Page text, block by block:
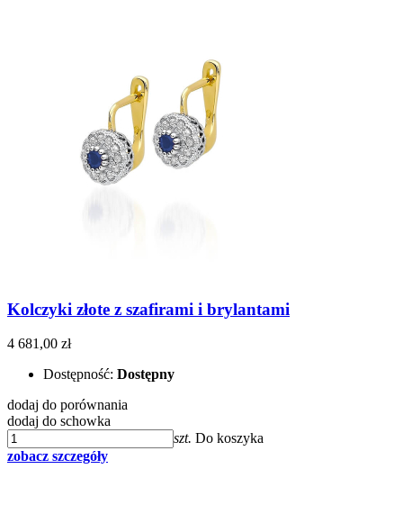
Kolczyki złote z szafirami i brylantami
4 681,00 zł
Dostępność: Dostępny
dodaj do porównania
dodaj do schowka
szt. Do koszyka
zobacz szczegóły